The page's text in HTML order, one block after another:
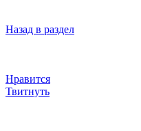
Назад в раздел
Нравится
Твитнуть